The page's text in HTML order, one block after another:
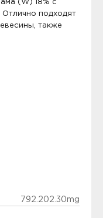
(W) 18% с
Отлично подходят
также
792.202.30mg